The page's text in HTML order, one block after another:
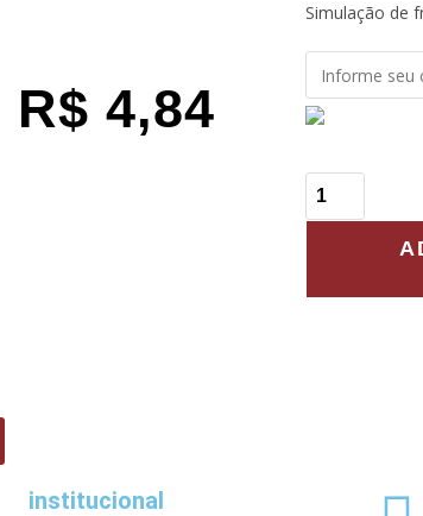
R$ 4,84
Simulação de
institucional